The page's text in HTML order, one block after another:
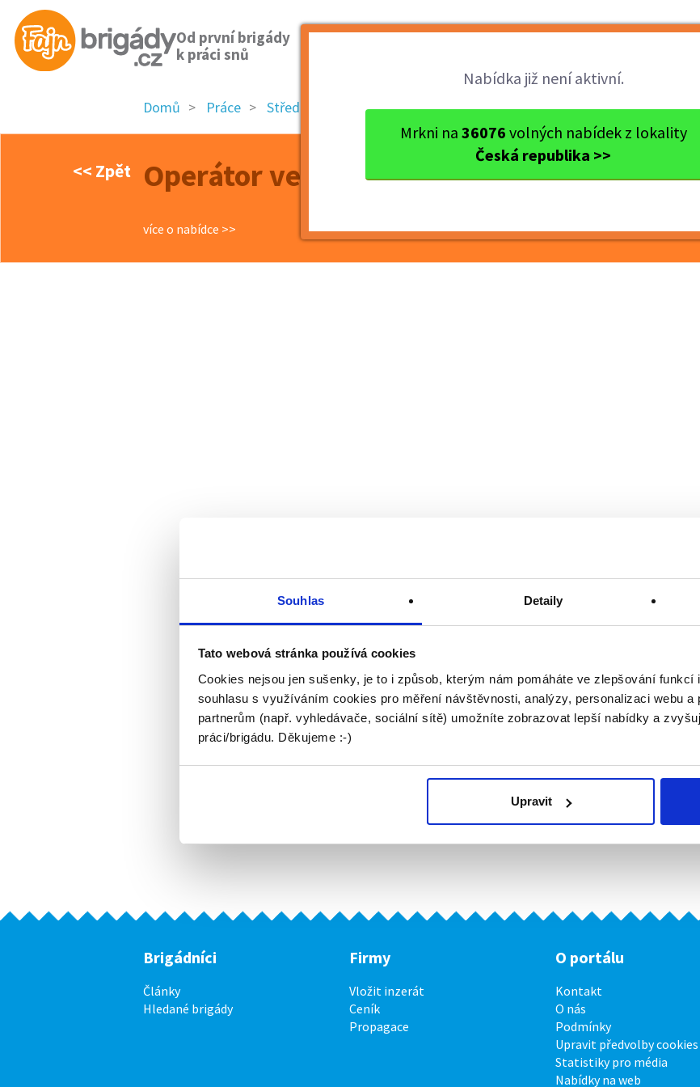
Souhlas Detaily
Tato webová stránka používá cookies
Cookies nejsou jen sušenky, je to i způsob, kterým nám pomáháte ve zlepšování
souhlasu s využíváním cookies pro měření návštěvnosti, analýzy, personalizaci webu a
partnerům (např. vyhledávače, sociální sítě) umožníte zobrazovat lepší nabídky a
práci/brigádu. Děkujeme :-)
Upravit
Od první brigády
k práci snů
Nabídka již není aktivní.
Mrkni na 36076 volných nabídek z lokality
Česká republika >>
Domů Práce Středočeský kraj okres Mělník Mělník Operátor ve výrobě - mzda
<< Zpět Operátor ve výrobě - mzda 40 000 Kč
více o nabídce >>
Brigádníci
Články
Hledané brigády
Firmy
Vložit inzerát
Ceník
Propagace
O portálu
Kontakt
O nás
Podmínky
Upravit předvolby cookies
Statistiky pro média
Nabídky na web